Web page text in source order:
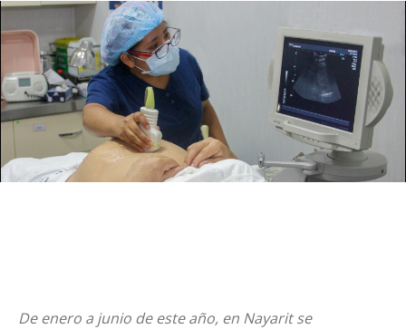
De enero a junio de este año, en Nayarit se